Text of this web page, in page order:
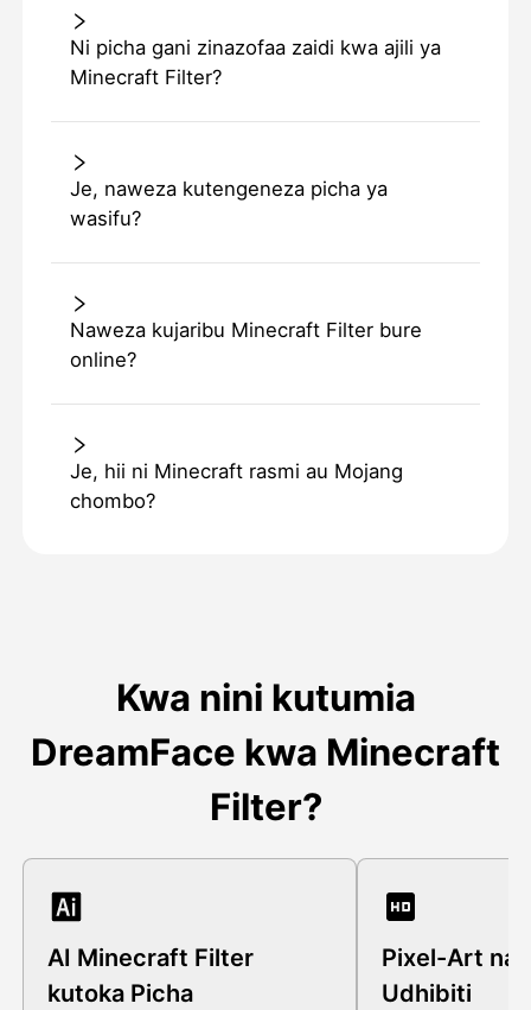
Ni picha gani zinazofaa zaidi kwa ajili ya
Minecraft Filter?
Je, naweza kutengeneza picha ya
wasifu?
Naweza kujaribu Minecraft Filter bure
online?
Je, hii ni Minecraft rasmi au Mojang
chombo?
Kwa nini kutumia
DreamFace kwa Minecraft
Filter?
AI Minecraft Filter
kutoka Picha
Pixel-Art na
Udhibiti